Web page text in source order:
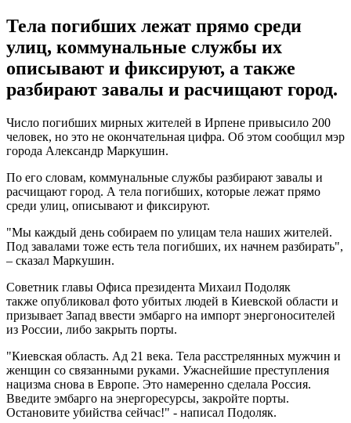
Тела погибших лежат прямо среди
улиц, коммунальные службы их
описывают и фиксируют, а также
разбирают завалы и расчищают город.
Число погибших мирных жителей в Ирпене привысило 200
человек, но это не окончательная цифра. Об этом сообщил мэр
города Александр Маркушин.
По его словам, коммунальные службы разбирают завалы и
расчищают город. А тела погибших, которые лежат прямо
среди улиц, описывают и фиксируют.
"Мы каждый день собираем по улицам тела наших жителей.
Под завалами тоже есть тела погибших, их начнем разбирать",
– сказал Маркушин.
Советник главы Офиса президента Михаил Подоляк
также опубликовал фото убитых людей в Киевской области и
призывает Запад ввести эмбарго на импорт энергоносителей
из России, либо закрыть порты.
"Киевская область. Ад 21 века. Тела расстрелянных мужчин и
женщин со связанными руками. Ужаснейшие преступления
нацизма снова в Европе. Это намеренно сделала Россия.
Введите эмбарго на энергоресурсы, закройте порты.
Остановите убийства сейчас!" - написал Подоляк.